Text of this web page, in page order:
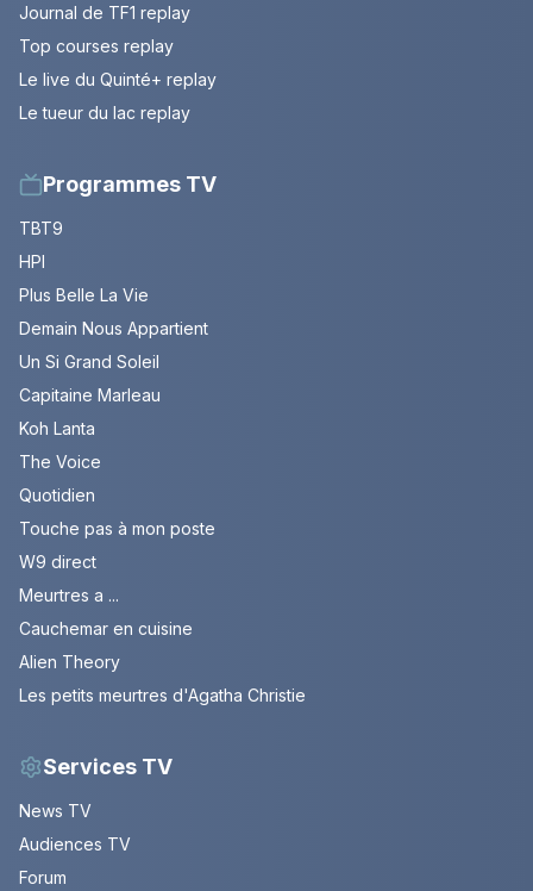
Journal de TF1 replay
Top courses replay
Le live du Quinté+ replay
Le tueur du lac replay
Programmes TV
TBT9
HPI
Plus Belle La Vie
Demain Nous Appartient
Un Si Grand Soleil
Capitaine Marleau
Koh Lanta
The Voice
Quotidien
Touche pas à mon poste
W9 direct
Meurtres a ...
Cauchemar en cuisine
Alien Theory
Les petits meurtres d'Agatha Christie
Services TV
News TV
Audiences TV
Forum